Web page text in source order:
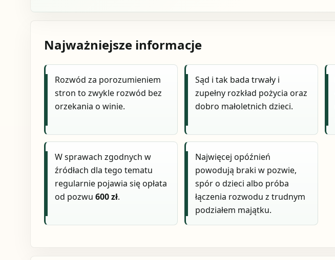
Najważniejsze informacje
Rozwód za porozumieniem
stron to zwykle rozwód bez
orzekania o winie.
Sąd i tak bada trwały i
zupełny rozkład pożycia oraz
dobro małoletnich dzieci.
W sprawach zgodnych w
źródłach dla tego tematu
regularnie pojawia się opłata
od pozwu600 zł.
Najwięcej opóźnień
powodują braki w pozwie,
spór o dzieci albo próba
łączenia rozwodu z trudnym
podziałem majątku.